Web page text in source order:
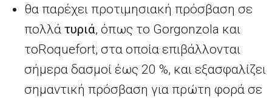
θα παρέχει προτιμησιακή πρόσβαση σε
πολλά τυριά, όπως το Gorgonzola και
τοRoquefort, στα οποία επιβάλλονται
σήμερα δασμοί έως 20 %, και εξασφαλίζει
σημαντική πρόσβαση για πρώτη φορά σε